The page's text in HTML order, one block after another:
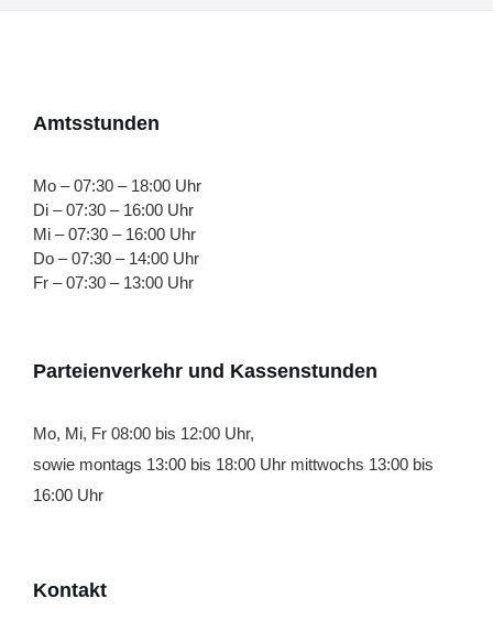
Amtsstunden
Mo – 07:30 – 18:00 Uhr
Di – 07:30 – 16:00 Uhr
Mi – 07:30 – 16:00 Uhr
Do – 07:30 – 14:00 Uhr
Fr – 07:30 – 13:00 Uhr
Parteienverkehr und Kassenstunden
Mo, Mi, Fr 08:00 bis 12:00 Uhr,
sowie montags 13:00 bis 18:00 Uhr mittwochs 13:00 bis
16:00 Uhr
Kontakt